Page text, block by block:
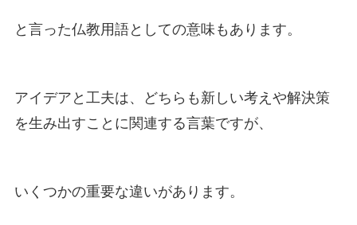
と言った仏教用語としての意味もあります。
アイデアと工夫は、どちらも新しい考えや解決策
を生み出すことに関連する言葉ですが、
いくつかの重要な違いがあります。